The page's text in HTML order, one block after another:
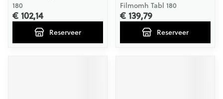
180
€ 102,14
Reserveer
Filmomh Tabl 180
€ 139,79
Reserveer